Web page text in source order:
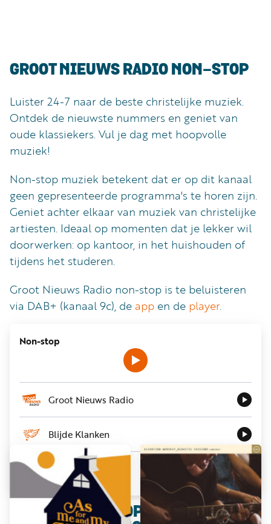
GROOT NIEUWS RADIO NON-STOP
Luister 24-7 naar de beste christelijke muziek.
Ontdek de nieuwste nummers en geniet van
oude klassiekers. Vul je dag met hoopvolle
muziek!
Non-stop muziek betekent dat er op dit kanaal
geen gepresenteerde programma's te horen zijn.
Geniet achter elkaar van muziek van christelijke
artiesten. Ideaal op momenten dat je lekker wil
doorwerken: op kantoor, in het huishouden of
tijdens het studeren.
Groot Nieuws Radio non-stop is te beluisteren
via DAB+ (kanaal 9c), de app en de player.
Non-stop
Groot Nieuws Radio
Blijde Klanken
Seven FM
NET GEDRAAID OP GROOT NIEUWS
Podcasts
Muziek
Artikelen
Kanalen
Steun
onze
missie
Info
nu
vriend
Winkel
Privacy
reglement
Algemene
voorwaarden